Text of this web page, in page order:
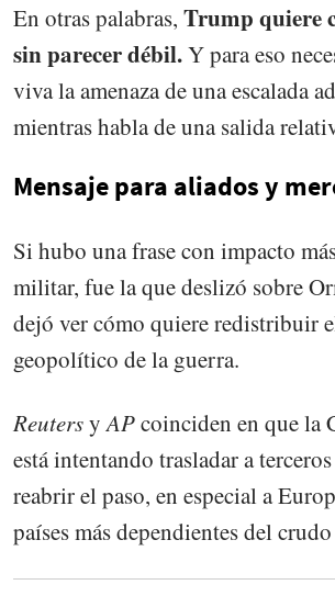
En otras palabras, Trump quiere
sin parecer débil.Y para eso
viva la amenaza de una escalada
mientras habla de una salida
Mensaje para aliados y
Si hubo una frase con impacto
militar, fue la que deslizó sobre
dejó ver cómo quiere redistribuir
geopolítico de la guerra.
ReutersyAPcoinciden en que la
está intentando trasladar a
reabrir el paso, en especial a
países más dependientes del